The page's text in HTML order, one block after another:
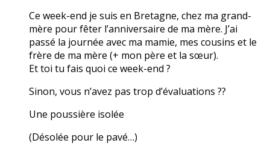
Ce week-end je suis en Bretagne, chez ma grand-
mère pour fêter l’anniversaire de ma mère. J’ai
passé la journée avec ma mamie, mes cousins et le
frère de ma mère (+ mon père et la sœur).
Et toi tu fais quoi ce week-end ?
Sinon, vous n’avez pas trop d’évaluations ??
Une poussière isolée
(Désolée pour le pavé…)